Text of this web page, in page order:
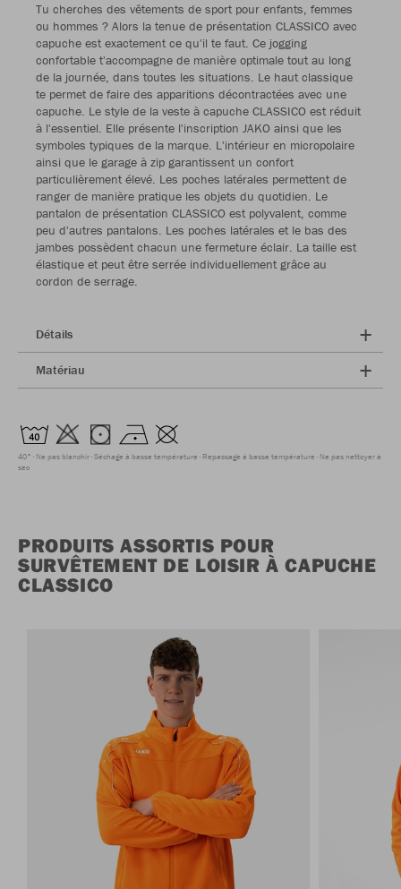
Tu cherches des vêtements de sport pour enfants, femmes
ou hommes ? Alors la tenue de présentation CLASSICO avec
capuche est exactement ce qu'il te faut. Ce jogging
confortable t'accompagne de manière optimale tout au long
de la journée, dans toutes les situations. Le haut classique
te permet de faire des apparitions décontractées avec une
capuche. Le style de la veste à capuche CLASSICO est réduit
à l'essentiel. Elle présente l'inscription JAKO ainsi que les
symboles typiques de la marque. L'intérieur en micropolaire
ainsi que le garage à zip garantissent un confort
particulièrement élevé. Les poches latérales permettent de
ranger de manière pratique les objets du quotidien. Le
pantalon de présentation CLASSICO est polyvalent, comme
peu d'autres pantalons. Les poches latérales et le bas des
jambes possèdent chacun une fermeture éclair. La taille est
élastique et peut être serrée individuellement grâce au
cordon de serrage.
Détails
Matériau
40° Ne pas blanchir Séchage à basse température Repassage à basse température Ne pas nettoyer à
sec
PRODUITS ASSORTIS POUR
SURVÊTEMENT DE LOISIR À CAPUCHE
CLASSICO